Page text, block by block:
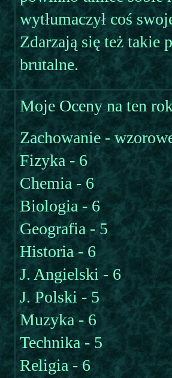
wytłumaczył coś
Zdarzają się też takie
brutalne.
Moje Oceny na ten
Zachowanie -
Fizyka - 6
Chemia - 6
Biologia - 6
Geografia - 5
Historia - 6
J. Angielski - 6
J. Polski - 5
Muzyka - 6
Technika - 5
Religia - 6